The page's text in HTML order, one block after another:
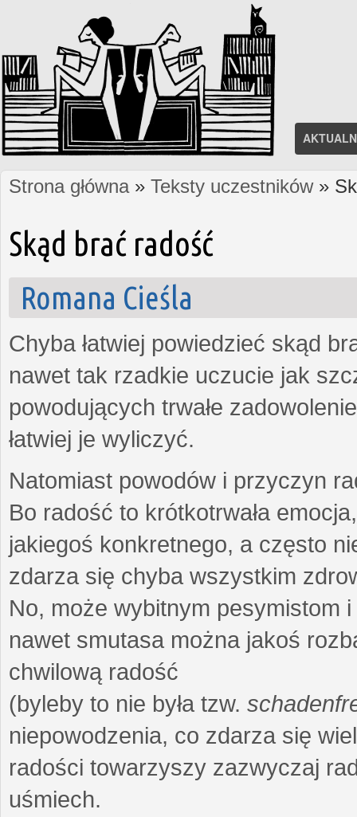
Jesteś tutaj
Strona główna» Teksty uczestników»
Skąd brać radość
Romana Cieśla
Chyba łatwiej powiedzieć skąd
nawet tak rzadkie uczucie jak
powodujących trwałe
łatwiej je wyliczyć.
Natomiast powodów i przyczyn
Bo radość to krótkotrwała
jakiegoś konkretnego, a często
zdarza się chyba wszystkim
No, może wybitnym pesymistom
nawet smutasa można jakoś
chwilową radość
(byleby to nie była tzw.
niepowodzenia, co zdarza się
radości towarzyszy zazwyczaj
uśmiech.